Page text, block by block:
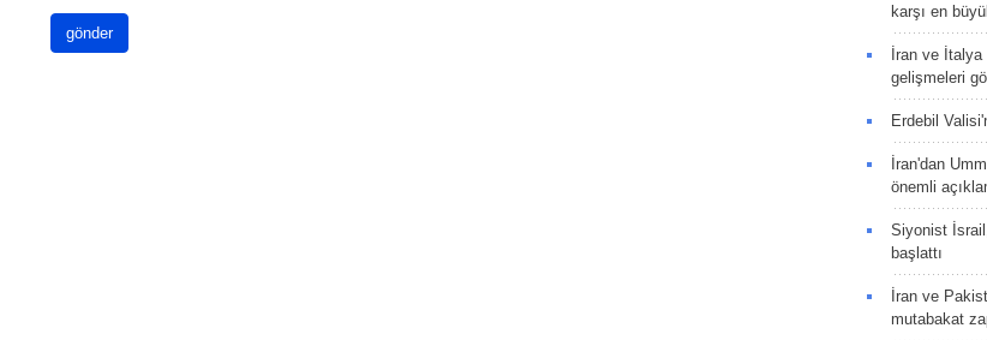
gönder
karşı en
İran ve İtalya
gelişmeleri
Erdebil
İran'dan
önemli
Siyonist
başlattı
İran ve
mutabakat